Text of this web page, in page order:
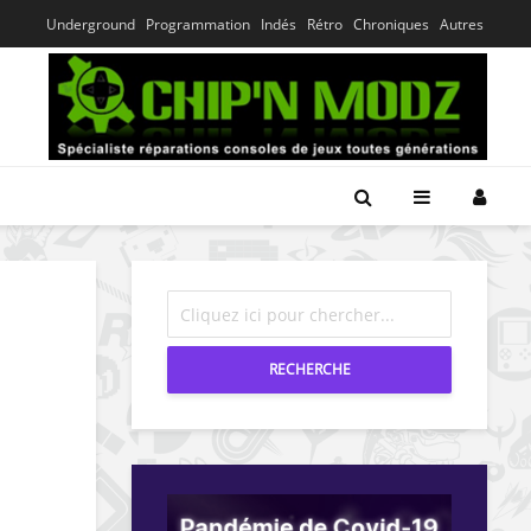
Underground Programmation Indés Rétro Chroniques Autres
RECHERCHE